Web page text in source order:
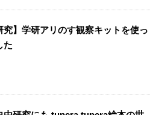
究】学研アリのす観察キットを使っ
た